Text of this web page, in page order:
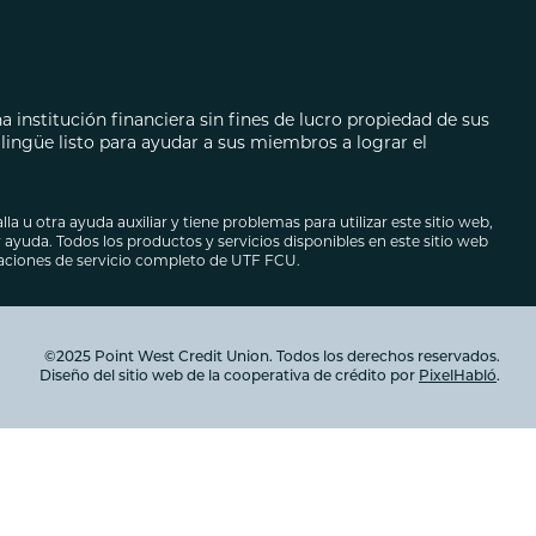
institución financiera sin fines de lucro propiedad de sus
listo para ayudar a sus miembros a lograr el
u otra ayuda auxiliar y tiene problemas para utilizar este sitio web,
Todos los productos y servicios disponibles en este sitio web
de servicio completo de UTF FCU.
©2025 Point West Credit Union. Todos los derechos reservados.
Diseño del sitio web de la cooperativa de crédito por PixelHabló.